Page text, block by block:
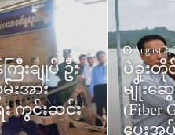
ြီးချုပ် ဦး
းအား
ကွင်းဆင်း
August 2,
ပဲခူးတို
မျိုးဆွ
(Fiber
ပေးအပ်
ြီးချုပ် ဦး
ခရိုင် အထူး
ြိုး
င်း
အမျိုး
ကက်ဘေ
အခမ်း
ဝန်ကြီး
ဒေါ်စို
ချီးမြှင့်